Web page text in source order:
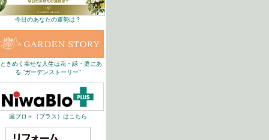
今日のあなたの運勢は？
きめく幸せな人生は花・緑・庭にあ
る “ガーデンストーリー”
庭ブロ＋（プラス）はこちら